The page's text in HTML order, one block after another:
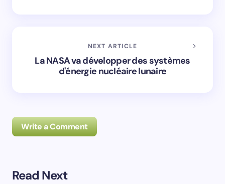
NEXT ARTICLE
La NASA va développer des systèmes
d'énergie nucléaire lunaire
Write a Comment
Read Next